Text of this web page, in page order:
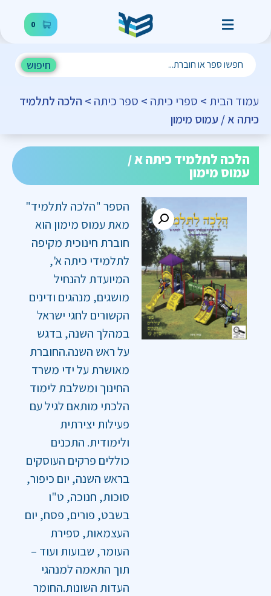
0
חיפוש
עמוד הבית > ספרי כיתה > ספר כיתה > הלכה לתלמיד
כיתה א / עמוס מימון
הלכה לתלמיד כיתה א /
עמוס מימון
הספר "הלכה לתלמיד"
מאת עמוס מימון הוא
חוברת חינוכית מקיפה
לתלמידי כיתה א',
המיועדת להנחיל
מושגים, מנהגים ודינים
הקשורים לחגי ישראל
במהלך השנה, בדגש
על ראש השנה.החוברת
מאושרת על ידי משרד
החינוך ומשלבת לימוד
הלכתי מותאם לגיל עם
פעילות יצירתית
ולימודית. התכנים
כוללים פרקים העוסקים
בראש השנה, יום כיפור,
סוכות, חנוכה, ט"ו
בשבט, פורים, פסח, יום
העצמאות, ספירת
העומר, שבועות ועוד –
תוך התאמה למנהגי
העדות השונות.החומר